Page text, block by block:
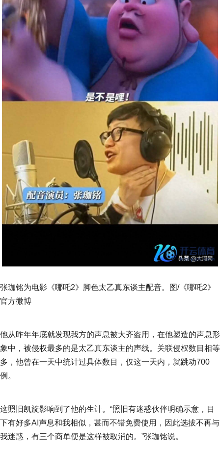
张珈铭为电影《哪吒2》脚色太乙真东谈主配音。图/《哪吒2》
官方微博
他从昨年年底就发现我方的声息被大齐盗用，在他塑造的声息形
象中，被侵权最多的是太乙真东谈主的声线。关联侵权数目相等
多，他曾在一天中统计过具体数目，仅这一天内，就跳动700
例。
这照旧凯旋影响到了他的生计。“照旧有迷惑伙伴明确示意，目
下有好多AI声息和我相似，甚而不错免费使用，因此选拔不再与
我迷惑，有三个商单便是这样被取消的。”张珈铭说。